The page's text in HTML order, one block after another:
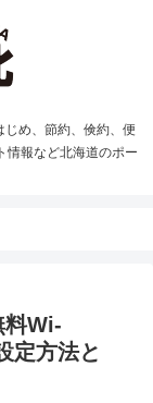
め、節約、倹約、便
情報など北海道のポー
料Wi-
定方法と